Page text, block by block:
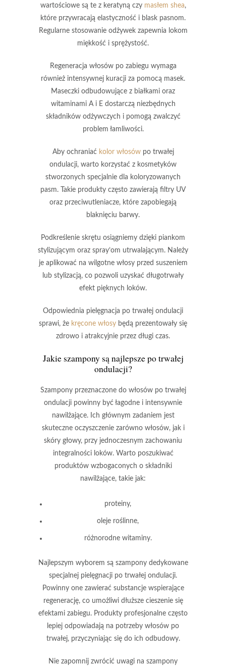
wartościowe są te z keratyną czy masłem shea,
które przywracają elastyczność i blask pasnom.
Regularne stosowanie odżywek zapewnia lokom
miękkość i sprężystość.
Regeneracja włosów po zabiegu wymaga
również intensywnej kuracji za pomocą masek.
Maseczki odbudowujące z białkami oraz
witaminami A i E dostarczą niezbędnych
składników odżywczych i pomogą zwalczyć
problem łamliwości.
Aby ochraniać kolor włosówpo trwałej
ondulacji, warto korzystać z kosmetyków
stworzonych specjalnie dla koloryzowanych
pasm. Takie produkty często zawierają filtry UV
oraz przeciwutleniacze, które zapobiegają
blaknięciu barwy.
Podkreślenie skrętu osiągniemy dzięki piankom
stylizującym oraz spray’om utrwalającym. Należy
je aplikować na wilgotne włosy przed suszeniem
lub stylizacją, co pozwoli uzyskać długotrwały
efekt pięknych loków.
Odpowiednia pielęgnacja po trwałej ondulacji
sprawi, że kręcone włosy będą prezentowały się
zdrowo i atrakcyjnie przez długi czas.
Jakie szampony są najlepsze po trwałej
ondulacji?
Szamponyprzeznaczone do włosów po trwałej
ondulacji powinny być łagodne i intensywnie
nawilżające. Ich głównym zadaniem jest
skuteczne oczyszczenie zarówno włosów, jak i
skóry głowy, przy jednoczesnym zachowaniu
integralności loków. Warto poszukiwać
produktów wzbogaconych o składniki
nawilżające, takie jak:
proteiny,
oleje roślinne,
różnorodne witaminy.
Najlepszym wyborem są szampony dedykowane
specjalnej pielęgnacji po trwałej ondulacji.
Powinny one zawierać substancje wspierające
regenerację, co umożliwi dłuższe cieszenie się
efektami zabiegu. Produkty profesjonalne często
lepiej odpowiadają na potrzeby włosów po
trwałej, przyczyniając się do ich odbudowy.
Nie zapomnij zwrócić uwagi na szampony